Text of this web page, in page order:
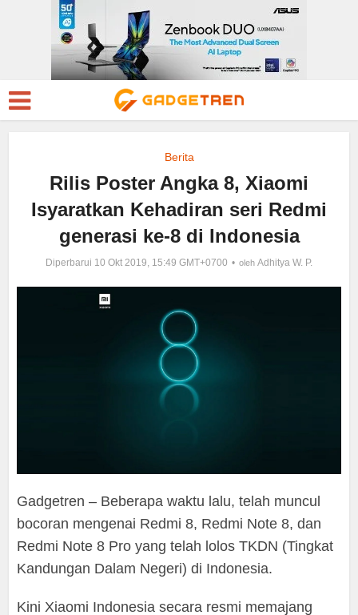
Berita
Rilis Poster Angka 8, Xiaomi
Isyaratkan Kehadiran seri Redmi
generasi ke-8 di Indonesia
Diperbarui 10 Okt 2019, 15:49 GMT+0700 oleh Adhitya W. P.
Gadgetren – Beberapa waktu lalu, telah muncul
bocoran mengenai Redmi 8, Redmi Note 8, dan
Redmi Note 8 Pro yang telah lolos TKDN (Tingkat
Kandungan Dalam Negeri) di Indonesia.
Kini Xiaomi Indonesia secara resmi memajang